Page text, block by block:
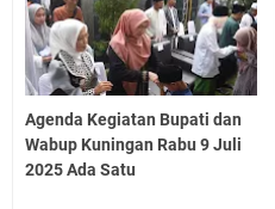
Agenda Kegiatan Bupati dan
Wabup Kuningan Rabu 9 Juli
2025 Ada Satu